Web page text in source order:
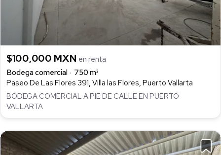
$100,000 MXN en renta
Bodega comercial
750 m²
Paseo De Las Flores 391, Villa las Flores, Puerto Vallarta
BODEGA COMERCIAL A PIE DE CALLE EN PUERTO
VALLARTA